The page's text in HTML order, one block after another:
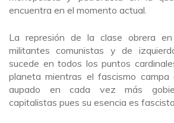
encuentra en el momento actual.
La represión de la clase obrera
militantes comunistas y de
sucede en todos los puntos
planeta mientras el fascismo
aupado en cada vez más
capitalistas pues su esencia es